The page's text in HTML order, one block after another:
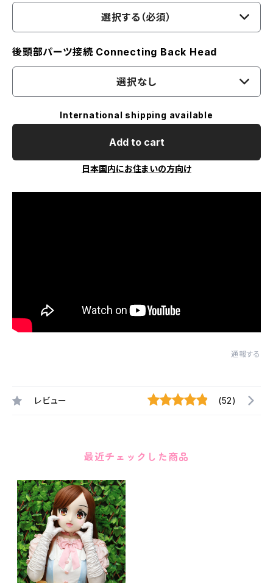
選択する（必須）
後頭部パーツ接続 Connecting Back Head
選択なし
International shipping available
Add to cart
日本国内にお住まいの方向け
通報する
レビュー (52)
最近チェックした商品